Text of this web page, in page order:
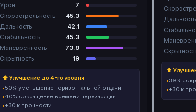
Урон
7
Скорострельность
45.3
Дальность
42.1
Стабильность
45.3
Маневренность
73.8
Скрытность
19
⬆ Улучшение до 4-го уровня
50% уменьшение горизонтальной отдачи
40% сокращение времени перезарядки
+30 к прочности
Дальность
⬆
39%
+30 к